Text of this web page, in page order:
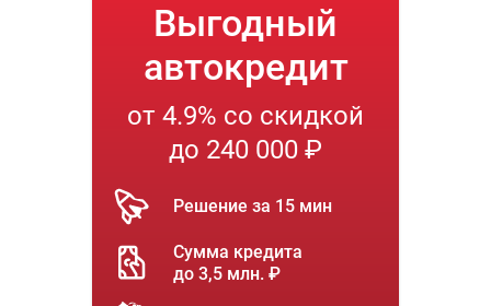
Выгодный
автокредит
от 4.9% со скидкой
до 240 000 ₽
Решение за 15 мин
Сумма кредита
до 3,5 млн. ₽